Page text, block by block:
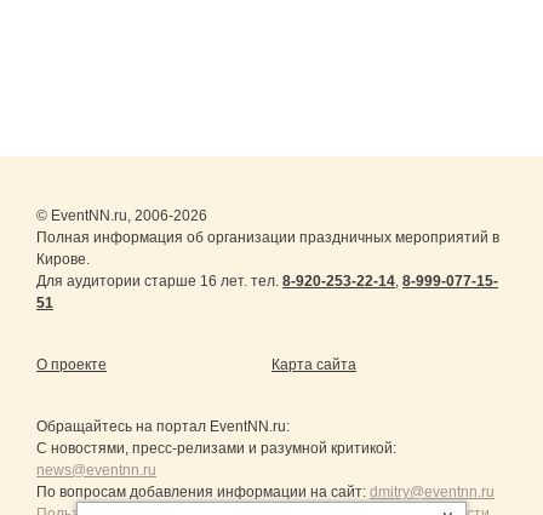
© EventNN.ru, 2006-2026
Полная информация об организации праздничных мероприятий в
Кирове.
Для аудитории старше 16 лет. тел. 8-920-253-22-14, 8-999-077-15-
51
О проекте Карта сайта
Обращайтесь на портал EventNN.ru:
С новостями, пресс-релизами и разумной критикой:
news@eventnn.ru
По вопросам добавления информации на сайт: dmitry@eventnn.ru